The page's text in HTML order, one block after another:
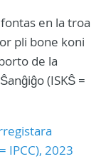
en la troa
pli bone koni
de la
(ISKŜ =
IPCC), 2023